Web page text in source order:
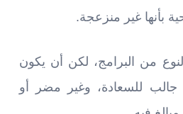
بأنها غير منزعجة.
من البرامج، لكن أن يكون
جالب للسعادة، وغير مضر أو